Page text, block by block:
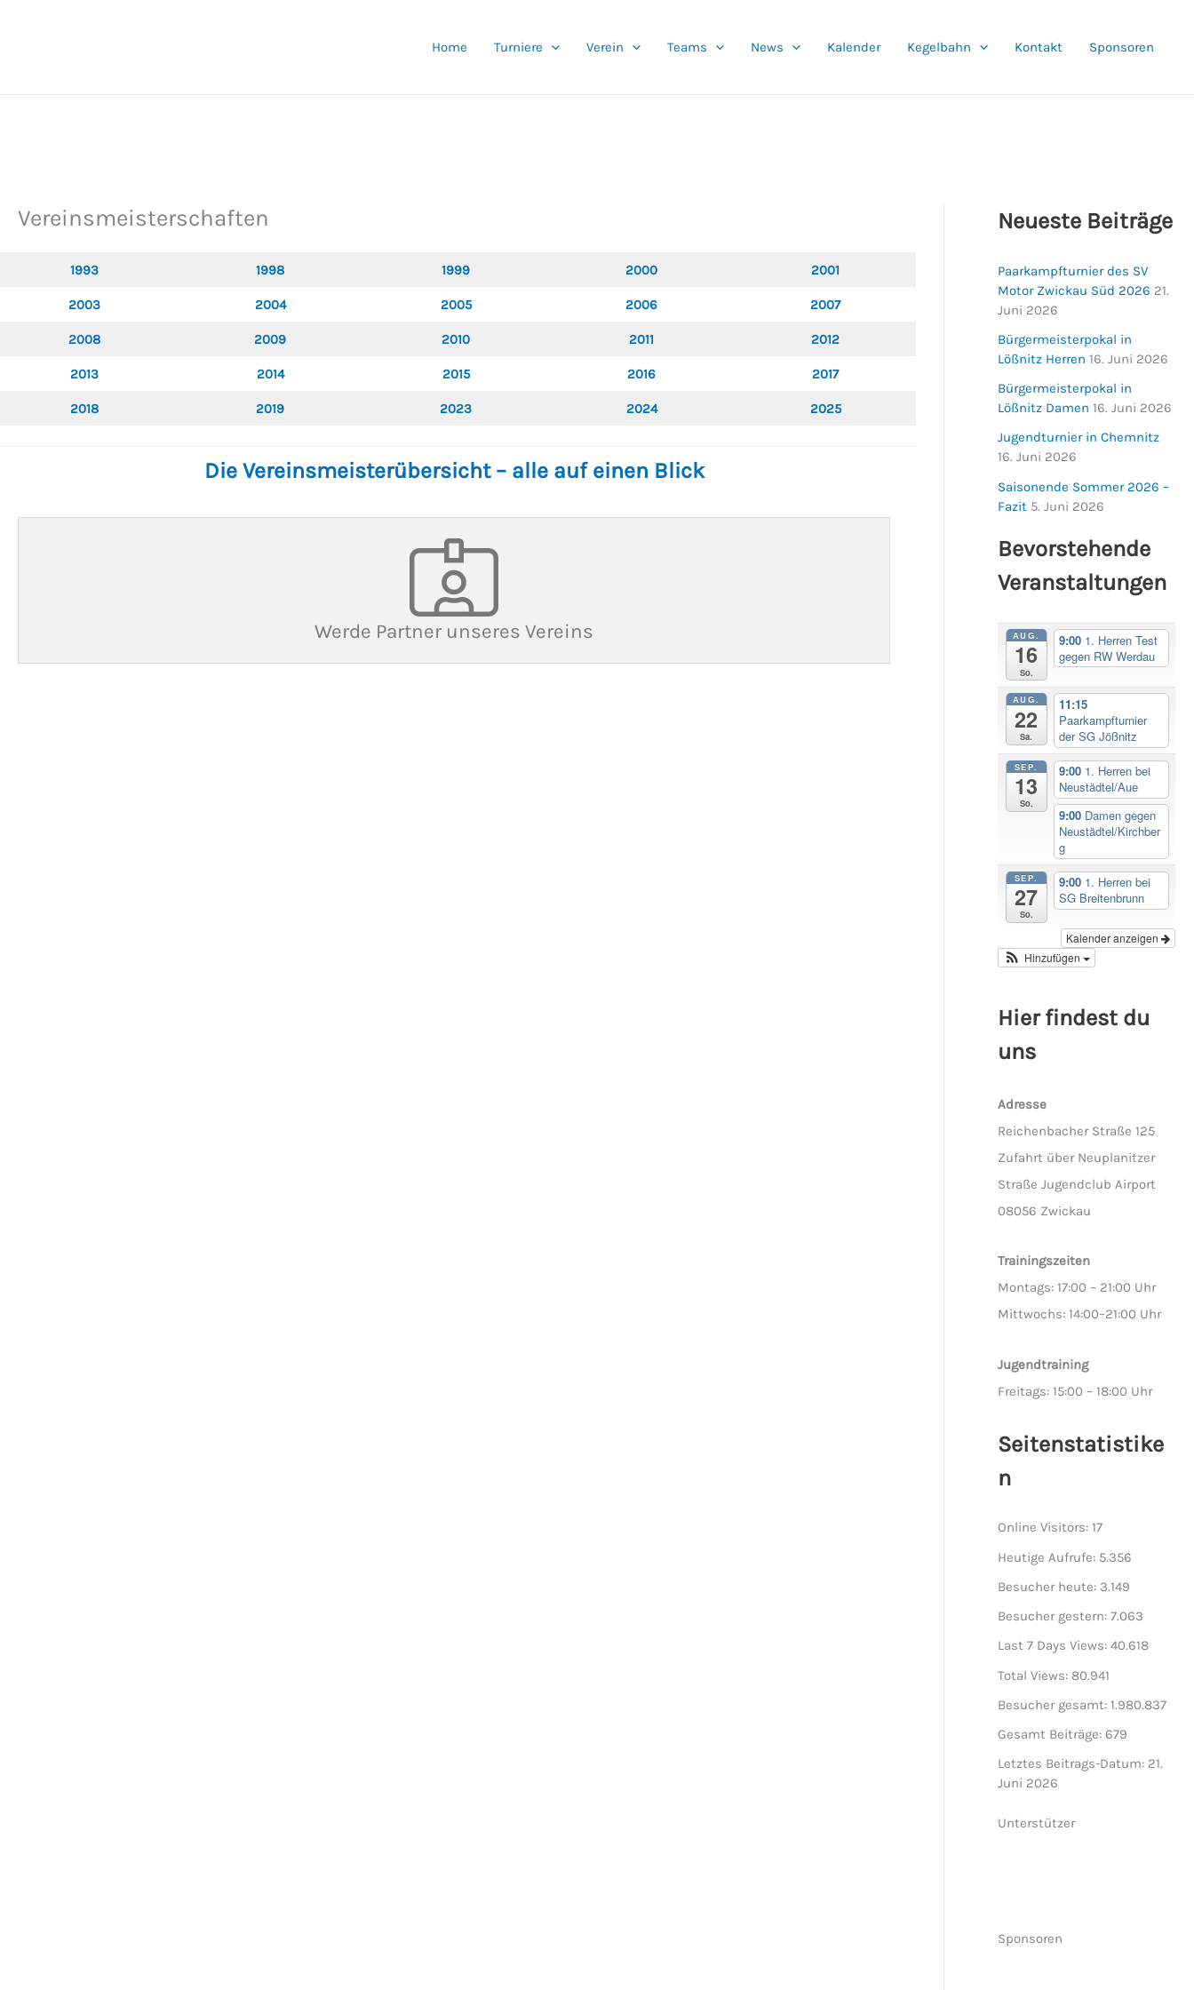
Home Turniere Verein Teams News Kalender Kegelbahn Kontakt Sponsoren
Vereinsmeisterschaften
1993 1998 1999 2000 2001
2003 2004 2005 2006 2007
2008 2009 2010 2011 2012
2013 2014 2015 2016 2017
2018 2019 2023 2024 2025
Die Vereinsmeisterübersicht – alle auf einen Blick
Werde Partner unseres Vereins
Neueste Beiträge
Paarkampfturnier des SV
Motor Zwickau Süd 2026 21.
Juni 2026
Bürgermeisterpokal in
Lößnitz Herren 16. Juni 2026
Bürgermeisterpokal in
Lößnitz Damen 16. Juni 2026
Jugendturnier in Chemnitz
16. Juni 2026
Saisonende Sommer 2026 –
Fazit 5. Juni 2026
Bevorstehende
Veranstaltungen
AUG.
16
So.
9:00 1. Herren Test
gegen RW Werdau
AUG.
22
Sa.
11:15
Paarkampfturnier
der SG Jößnitz
SEP.
13
So.
9:00 1. Herren bei
Neustädtel/Aue
9:00 Damen gegen
Neustädtel/Kirchber
g
SEP.
27
So.
9:00 1. Herren bei
SG Breitenbrunn
Kalender anzeigen
Hinzufügen
Hier findest du
uns
Adresse
Reichenbacher Straße 125
Zufahrt über Neuplanitzer
Straße Jugendclub Airport
08056 Zwickau
Trainingszeiten
Montags: 17:00 – 21:00 Uhr
Mittwochs: 14:00–21:00 Uhr
Jugendtraining
Freitags: 15:00 – 18:00 Uhr
Seitenstatistike
n
Online Visitors:17
Heutige Aufrufe: 5.356
Besucher heute: 3.149
Besucher gestern:7.063
Last 7 Days Views:40.618
Total Views: 80.941
Besucher gesamt:1.980.837
Gesamt Beiträge:679
Letztes Beitrags-Datum: 21.
Juni 2026
Unterstützer
Sponsoren